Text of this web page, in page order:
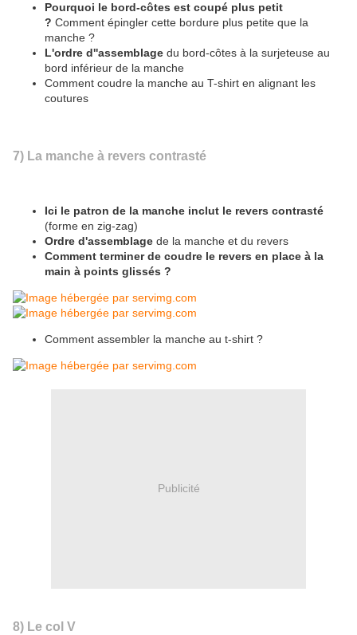
Pourquoi le bord-côtes est coupé plus petit
? Comment épingler cette bordure plus petite que la
manche ?
L'ordre d''assemblage du bord-côtes à la surjeteuse au
bord inférieur de la manche
Comment coudre la manche au T-shirt en alignant les
coutures
7) La manche à revers contrasté
Ici le patron de la manche inclut le revers contrasté
(forme en zig-zag)
Ordre d'assemblage de la manche et du revers
Comment terminer de coudre le revers en place à la
main à points glissés ?
Comment assembler la manche au t-shirt ?
Publicité
8) Le col V